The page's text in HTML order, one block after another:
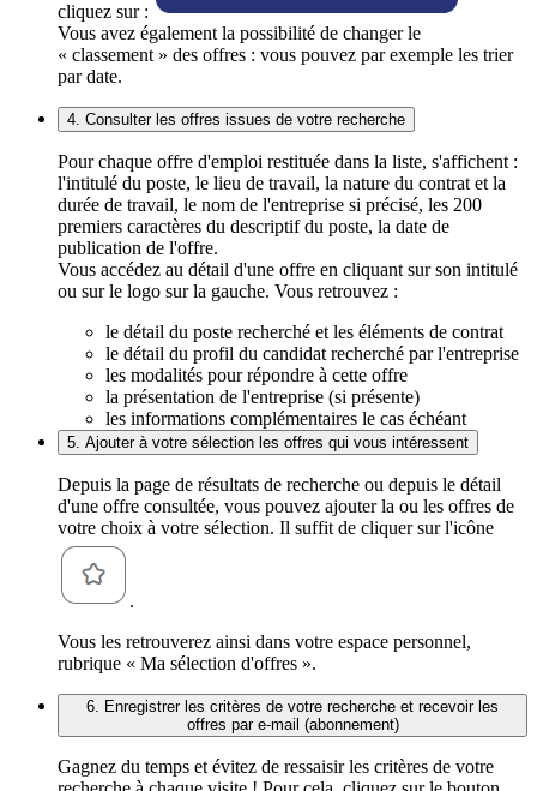
cliquez sur :
Vous avez également la possibilité de changer le
« classement » des offres : vous pouvez par exemple les trier
par date.
4. Consulter les offres issues de votre recherche
Pour chaque offre d'emploi restituée dans la liste, s'affichent :
l'intitulé du poste, le lieu de travail, la nature du contrat et la
durée de travail, le nom de l'entreprise si précisé, les 200
premiers caractères du descriptif du poste, la date de
publication de l'offre.
Vous accédez au détail d'une offre en cliquant sur son intitulé
ou sur le logo sur la gauche. Vous retrouvez :
le détail du poste recherché et les éléments de contrat
le détail du profil du candidat recherché par l'entreprise
les modalités pour répondre à cette offre
la présentation de l'entreprise (si présente)
les informations complémentaires le cas échéant
5. Ajouter à votre sélection les offres qui vous intéressent
Depuis la page de résultats de recherche ou depuis le détail
d'une offre consultée, vous pouvez ajouter la ou les offres de
votre choix à votre sélection. Il suffit de cliquer sur l'icône
.
Vous les retrouverez ainsi dans votre espace personnel,
rubrique « Ma sélection d'offres ».
6. Enregistrer les critères de votre recherche et recevoir les
offres par e-mail (abonnement)
Gagnez du temps et évitez de ressaisir les critères de votre